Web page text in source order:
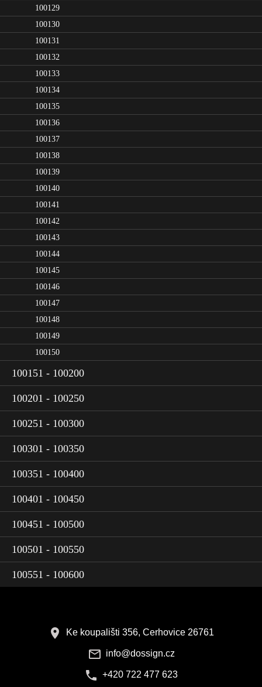
100129
100130
100131
100132
100133
100134
100135
100136
100137
100138
100139
100140
100141
100142
100143
100144
100145
100146
100147
100148
100149
100150
100151 - 100200
100201 - 100250
100251 - 100300
100301 - 100350
100351 - 100400
100401 - 100450
100451 - 100500
100501 - 100550
100551 - 100600
Ke koupališti 356, Cerhovice 26761
info@dossign.cz
+420 722 477 623